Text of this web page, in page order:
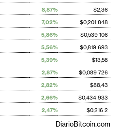
8,87%
$2,36
7,02%
$0,201 848
5,86%
$0,539 106
5,56%
$0,819 693
5,39%
$13,58
2,87%
$0,089 726
2,82%
$88,43
2,66%
$0,434 933
2,47% $0,216 2
DiarioBitcoin.com